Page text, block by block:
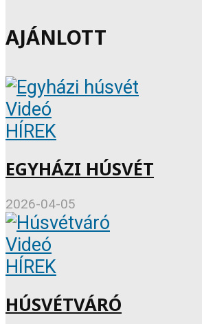
AJÁNLOTT
Videó
HÍREK
EGYHÁZI HÚSVÉT
2026-04-05
Videó
HÍREK
HÚSVÉTVÁRÓ